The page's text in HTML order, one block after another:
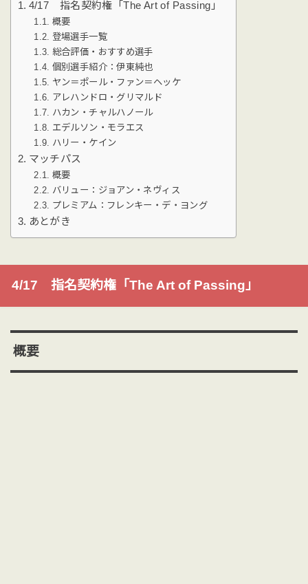
4/17 指名契約権「The Art of Passing」
概要
登場選手一覧
総合評価・おすすめ選手
個別選手紹介：伊東純也
ヤン＝ポール・ファン＝ヘッケ
アレハンドロ・グリマルド
ハカン・チャルハノール
エデルソン・モラエス
ハリー・ケイン
マッチパス
概要
バリュー：ジョアン・ネヴィス
プレミアム：フレンキー・デ・ヨング
あとがき
4/17 指名契約権「The Art of Passing」
概要